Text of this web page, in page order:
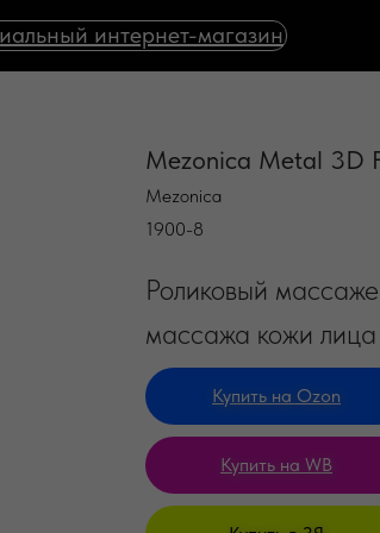
интернет-магазин
Mezonica Metal 3D
Mezonica
1900-8
Роликовый
массажа кожи лица
Купить на Оzon
Купить на WB